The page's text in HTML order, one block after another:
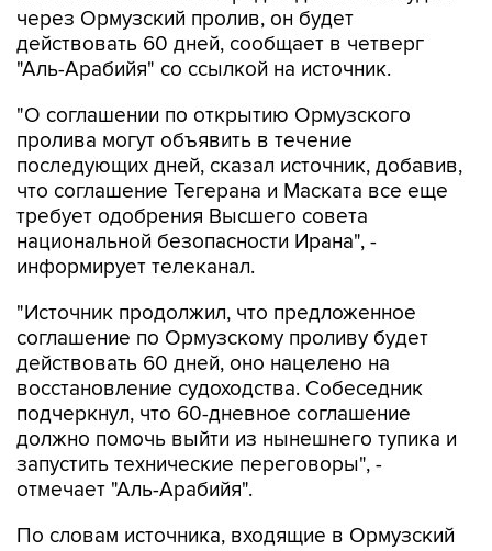
через Ормузский пролив, он будет
действовать 60 дней, сообщает в четверг
"Аль-Арабийя" со ссылкой на источник.
"О соглашении по открытию Ормузского
пролива могут объявить в течение
последующих дней, сказал источник, добавив,
что соглашение Тегерана и Маската все еще
требует одобрения Высшего совета
национальной безопасности Ирана", -
информирует телеканал.
"Источник продолжил, что предложенное
соглашение по Ормузскому проливу будет
действовать 60 дней, оно нацелено на
восстановление судоходства. Собеседник
подчеркнул, что 60-дневное соглашение
должно помочь выйти из нынешнего тупика и
запустить технические переговоры", -
отмечает "Аль-Арабийя".
По словам источника, входящие в Ормузский